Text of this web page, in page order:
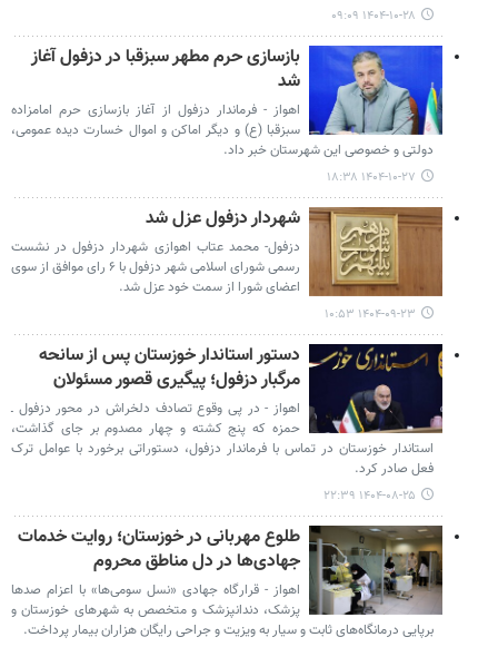
۱۴۰۴-۱۰-۲۸ ۰۹:۰۹
بازسازی حرم مطهر سبزقبا در دزفول آغاز
شد
اهواز - فرماندار دزفول از آغاز بازسازی حرم امامزاده
سبزقبا (ع) و دیگر اماکن و اموال خسارت دیده عمومی،
دولتی و خصوصی این شهرستان خبر داد.
۱۴۰۴-۱۰-۲۷ ۱۸:۳۸
شهردار دزفول عزل شد
دزفول- محمد عتاب اهوازی شهردار دزفول در نشست
رسمی شورای اسلامی شهر دزفول با ۶ رای موافق از سوی
اعضای شورا از سمت خود عزل شد.
۱۴۰۴-۰۹-۲۳ ۱۰:۵۳
دستور استاندار خوزستان پس از سانحه
مرگبار دزفول؛ پیگیری قصور مسئولان
اهواز - در پی وقوع تصادف دلخراش در محور دزفول ـ
حمزه که پنج کشته و چهار مصدوم بر جای گذاشت،
استاندار خوزستان در تماس با فرماندار دزفول، دستوراتی برخورد با عوامل ترک
فعل صادر کرد.
۱۴۰۴-۰۸-۲۵ ۲۲:۳۹
طلوع مهربانی در خوزستان؛ روایت خدمات
جهادی‌ها در دل مناطق محروم
اهواز - قرارگاه جهادی «نسل سومی‌ها» با اعزام صدها
پزشک، دندانپزشک و متخصص به شهرهای خوزستان و
برپایی درمانگاه‌های ثابت و سیار به ویزیت و جراحی رایگان هزاران بیمار پرداخت.